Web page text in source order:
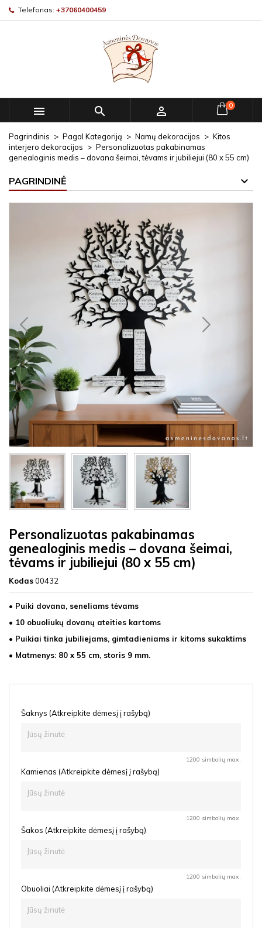
Telefonas: +37060400459
   0
Pagrindinis Pagal Kategoriją Namų dekoracijos
Kitos
interjero dekoracijos
Personalizuotas pakabinamas
genealoginis medis – dovana šeimai, tėvams ir jubiliejui (80 x 55 cm)
PAGRINDINĖ
Personalizuotas pakabinamas
genealoginis medis – dovana šeimai,
tėvams ir jubiliejui (80 x 55 cm)
Kodas00432
• Puiki dovana, seneliams tėvams
• 10 obuoliukų dovanų ateities kartoms
• Puikiai tinka jubiliejams, gimtadieniams ir kitoms sukaktims
• Matmenys: 80 x 55 cm, storis 9 mm.
Šaknys (Atkreipkite dėmesį į rašybą)
1200 simbolių max.
Kamienas (Atkreipkite dėmesį į rašybą)
1200 simbolių max.
Šakos (Atkreipkite dėmesį į rašybą)
1200 simbolių max.
Obuoliai (Atkreipkite dėmesį į rašybą)